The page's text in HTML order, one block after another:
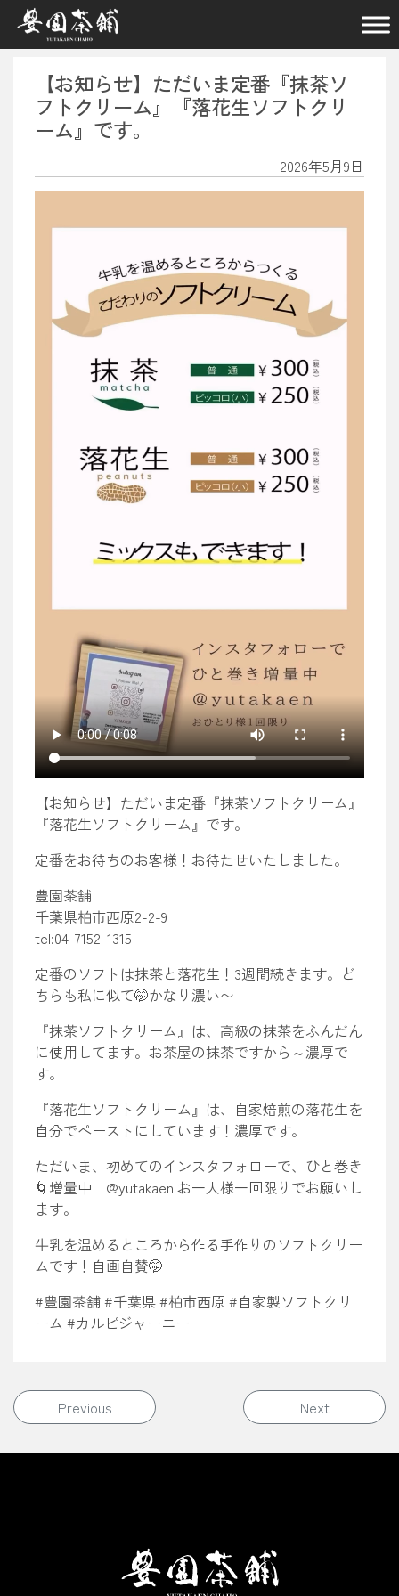
メインナビゲーション
【お知らせ】ただいま定番『抹茶ソ
フトクリーム』『落花生ソフトクリ
ーム』です。
2026年5月9日
【お知らせ】ただいま定番『抹茶ソフトクリーム』
『落花生ソフトクリーム』です。
定番をお待ちのお客様！お待たせいたしました。
豊園茶舗
千葉県柏市西原2-2-9
tel:04-7152-1315
定番のソフトは抹茶と落花生！3週間続きます。ど
ちらも私に似て🤭かなり濃い〜
『抹茶ソフトクリーム』は、高級の抹茶をふんだん
に使用してます。お茶屋の抹茶ですから～濃厚で
す。
『落花生ソフトクリーム』は、自家焙煎の落花生を
自分でペーストにしています！濃厚です。
ただいま、初めてのインスタフォローで、ひと巻き
🌀増量中 @yutakaen お一人様一回限りでお願いし
ます。
牛乳を温めるところから作る手作りのソフトクリー
ムです！自画自賛🤭
#豊園茶舗 #千葉県 #柏市西原 #自家製ソフトクリ
ーム #カルピジャーニー
投稿ナビゲーション
Previous Next